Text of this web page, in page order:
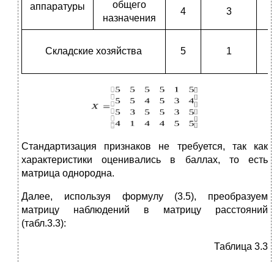
аппаратуры
общего
назначения
4 3
Складские хозяйства 5 1
Стандартизация признаков не требуется, так как
характеристики оценивались в баллах, то есть
матрица однородна.
Далее, используя формулу (3.5), преобразуем
матрицу наблюдений в матрицу расстояний
(табл.3.3):
Таблица 3.3